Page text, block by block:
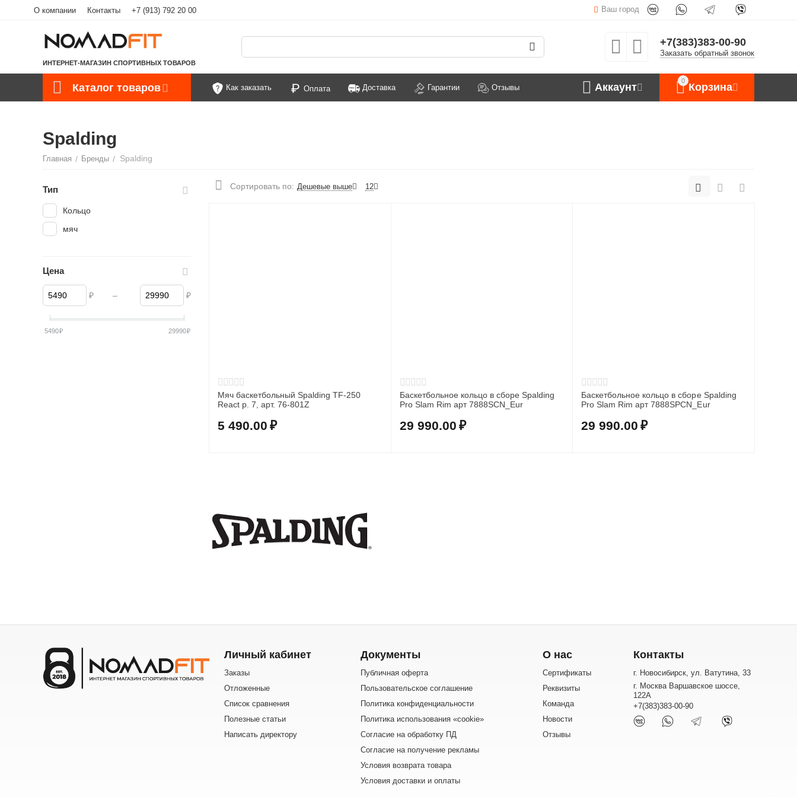
О компании Контакты +7 (913) 792 20 00 Ваш город
ИНТЕРНЕТ-МАГАЗИН СПОРТИВНЫХ ТОВАРОВ
+7(383)383-00-90
Заказать обратный звонок
Каталог товаров Как заказать Оплата Доставка Гарантии Отзывы
0
Корзина
Аккаунт
Spalding
Главная / Бренды / Spalding
Сортировать по: Дешевые выше 12
Мяч баскетбольный Spalding TF-250
React р. 7, арт. 76-801Z
5 490.00 ₽
Баскетбольное кольцо в сборе Spalding
Pro Slam Rim арт 7888SCN_Eur
29 990.00 ₽
Баскетбольное кольцо в сборе Spalding
Pro Slam Rim арт 7888SPCN_Eur
29 990.00 ₽
Тип
Кольцо
мяч
Цена
₽ – ₽
5490₽ 29990₽
Личный кабинет
Заказы
Отложенные
Список сравнения
Полезные статьи
Написать директору
Документы
Публичная оферта
Пользовательское соглашение
Политика конфиденциальности
Политика использования «cookie»
Согласие на обработку ПД
Согласие на получение рекламы
Условия возврата товара
Условия доставки и оплаты
О нас
Сертификаты
Реквизиты
Команда
Новости
Отзывы
Контакты
г. Новосибирск, ул. Ватутина, 33
г. Москва Варшавское шоссе,
122А
+7(383)383-00-90